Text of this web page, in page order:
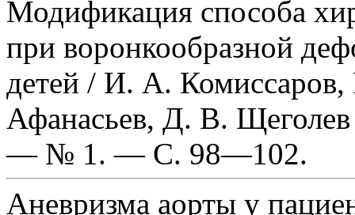
Модификация способа
при воронкообразной
детей / И. А.
Афанасьев, Д. В.
— № 1. — С. 98—102.
Аневризма аорты у